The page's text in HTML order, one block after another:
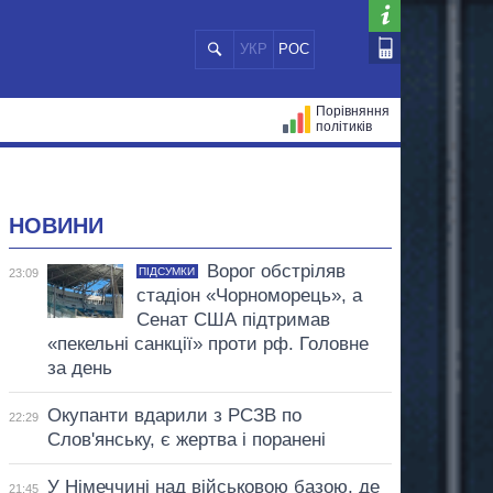
УКР РОС
Порівняння
політиків
НОВИНИ
23:09 ПІДСУМКИ
Ворог обстріляв
стадіон «Чорноморець», а
Сенат США підтримав
«пекельні санкції» проти рф. Головне
за день
22:29
Окупанти вдарили з РСЗВ по
Слов'янську, є жертва і поранені
21:45
У Німеччині над військовою базою, де